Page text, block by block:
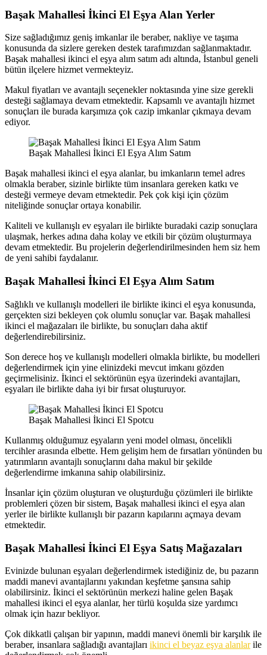
Başak Mahallesi İkinci El Eşya Alan Yerler
Size sağladığımız geniş imkanlar ile beraber, nakliye ve taşıma
konusunda da sizlere gereken destek tarafımızdan sağlanmaktadır.
Başak mahallesi ikinci el eşya alım satım adı altında, İstanbul geneli
bütün ilçelere hizmet vermekteyiz.
Makul fiyatları ve avantajlı seçenekler noktasında yine size gerekli
desteği sağlamaya devam etmektedir. Kapsamlı ve avantajlı hizmet
sonuçları ile burada karşımıza çok cazip imkanlar çıkmaya devam
ediyor.
Başak Mahallesi İkinci El Eşya Alım Satım
Başak mahallesi ikinci el eşya alanlar, bu imkanların temel adres
olmakla beraber, sizinle birlikte tüm insanlara gereken katkı ve
desteği vermeye devam etmektedir. Pek çok kişi için çözüm
niteliğinde sonuçlar ortaya konabilir.
Kaliteli ve kullanışlı ev eşyaları ile birlikte buradaki cazip sonuçlara
ulaşmak, herkes adına daha kolay ve etkili bir çözüm oluşturmaya
devam etmektedir. Bu projelerin değerlendirilmesinden hem siz hem
de yeni sahibi faydalanır.
Başak Mahallesi İkinci El Eşya Alım Satım
Sağlıklı ve kullanışlı modelleri ile birlikte ikinci el eşya konusunda,
gerçekten sizi bekleyen çok olumlu sonuçlar var. Başak mahallesi
ikinci el mağazaları ile birlikte, bu sonuçları daha aktif
değerlendirebilirsiniz.
Son derece hoş ve kullanışlı modelleri olmakla birlikte, bu modelleri
değerlendirmek için yine elinizdeki mevcut imkanı gözden
geçirmelisiniz. İkinci el sektörünün eşya üzerindeki avantajları,
eşyaları ile birlikte daha iyi bir fırsat oluşturuyor.
Başak Mahallesi İkinci El Spotcu
Kullanmış olduğumuz eşyaların yeni model olması, öncelikli
tercihler arasında elbette. Hem gelişim hem de fırsatları yönünden bu
yatırımların avantajlı sonuçlarını daha makul bir şekilde
değerlendirme imkanına sahip olabilirsiniz.
İnsanlar için çözüm oluşturan ve oluşturduğu çözümleri ile birlikte
problemleri çözen bir sistem, Başak mahallesi ikinci el eşya alan
yerler ile birlikte kullanışlı bir pazarın kapılarını açmaya devam
etmektedir.
Başak Mahallesi İkinci El Eşya Satış Mağazaları
Evinizde bulunan eşyaları değerlendirmek istediğiniz de, bu pazarın
maddi manevi avantajlarını yakından keşfetme şansına sahip
olabilirsiniz. İkinci el sektörünün merkezi haline gelen Başak
mahallesi ikinci el eşya alanlar, her türlü koşulda size yardımcı
olmak için hazır bekliyor.
Çok dikkatli çalışan bir yapının, maddi manevi önemli bir karşılık ile
beraber, insanlara sağladığı avantajları ikinci el beyaz eşya alanlarile